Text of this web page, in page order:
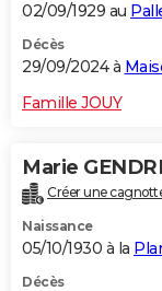
02/09/1929 au
Décès
29/09/2024 à
Famille JOUY
Marie
Créer une
Naissance
05/10/1930 à la
Décès